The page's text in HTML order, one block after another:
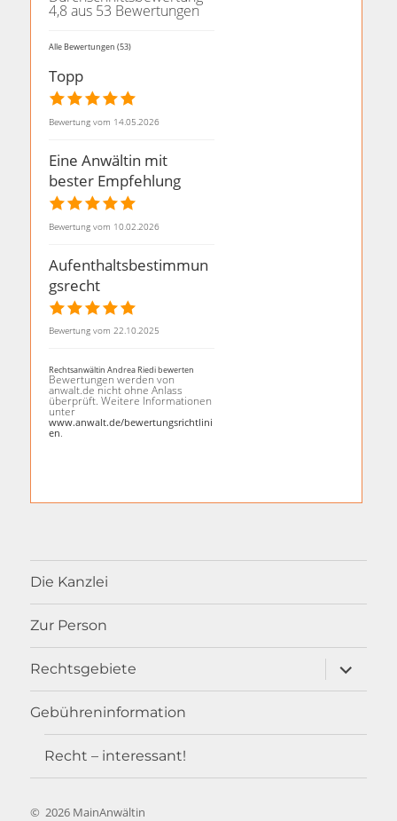
4,8 aus 53 Bewertungen
Alle Bewertungen (53)
Topp
Bewertung vom 14.05.2026
Eine Anwältin mit
bester Empfehlung
Bewertung vom 10.02.2026
Aufenthaltsbestimmun
gsrecht
Bewertung vom 22.10.2025
Rechtsanwältin Andrea Riedi bewerten
Bewertungen werden von
anwalt.de nicht ohne Anlass
überprüft. Weitere Informationen
unter
www.anwalt.de/bewertungsrichtlini
en.
Die Kanzlei
Zur Person
Rechtsgebiete
öffnen
Gebühreninformation
Recht – interessant!
© 2026 MainAnwältin